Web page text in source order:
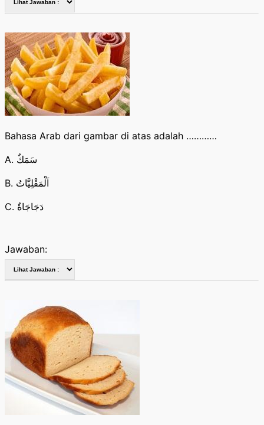
Bahasa Arab dari gambar di atas adalah …………
A. سَمَكٌ
B. اَلْمَقْلِيَّاتُ
C. دَجَاجَاةٌ
Jawaban: